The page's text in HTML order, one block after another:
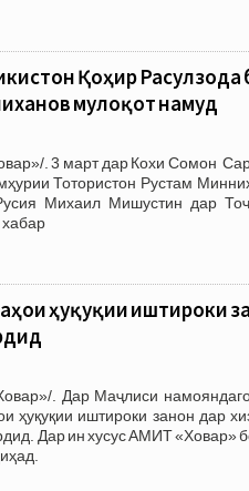
Қоҳир
мулоқот намуд
. 3 март дар Кохи Сомон
Тотористон Рустам
Михаил Мишустин дар
хабар
ҳуқуқии иштироки
. Дар Маҷлиси
ҳуқуқии иштироки занон дар
Дар ин хусус АМИТ «Ховар»